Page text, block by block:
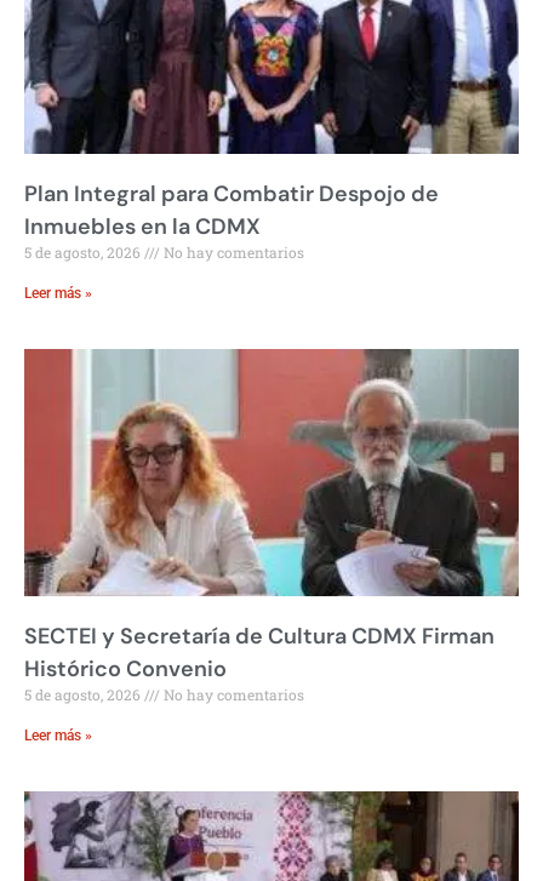
Plan Integral para Combatir Despojo de
Inmuebles en la CDMX
5 de agosto, 2026 No hay comentarios
Leer más »
SECTEI y Secretaría de Cultura CDMX Firman
Histórico Convenio
5 de agosto, 2026 No hay comentarios
Leer más »